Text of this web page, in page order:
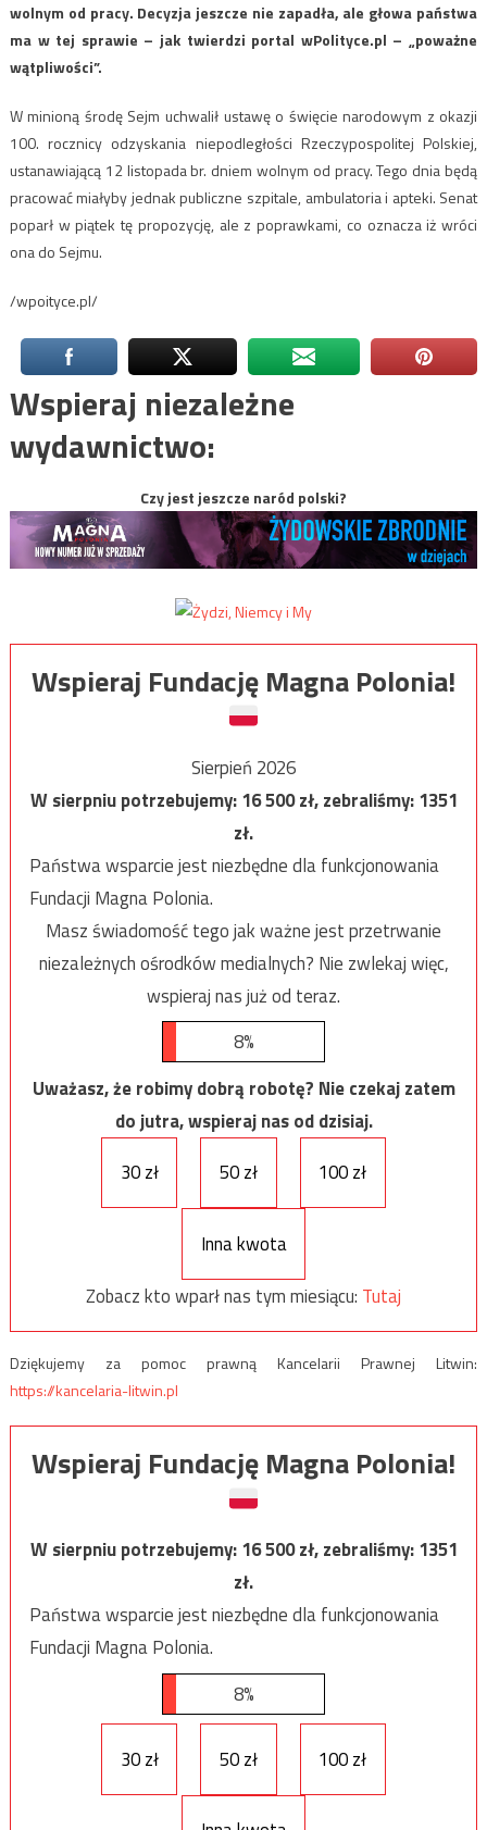
wolnym od pracy. Decyzja jeszcze nie zapadła, ale głowa państwa
ma w tej sprawie – jak twierdzi portal wPolityce.pl – „poważne
wątpliwości”.
W minioną środę Sejm uchwalił ustawę o święcie narodowym z okazji
100. rocznicy odzyskania niepodległości Rzeczypospolitej Polskiej,
ustanawiającą 12 listopada br. dniem wolnym od pracy. Tego dnia będą
pracować miałyby jednak publiczne szpitale, ambulatoria i apteki. Senat
poparł w piątek tę propozycję, ale z poprawkami, co oznacza iż wróci
ona do Sejmu.
/wpoityce.pl/
Wspieraj niezależne
wydawnictwo:
Czy jest jeszcze naród polski?
Wspieraj Fundację Magna Polonia!
Sierpień 2026
W sierpniu potrzebujemy:16 500zł, zebraliśmy:1351
zł.
Państwa wsparcie jest niezbędne dla funkcjonowania
Fundacji Magna Polonia.
Masz świadomość tego jak ważne jest przetrwanie
niezależnych ośrodków medialnych? Nie zwlekaj więc,
wspieraj nas już od teraz.
8%
Uważasz, że robimy dobrą robotę? Nie czekaj zatem
do jutra, wspieraj nas od dzisiaj.
30 zł
50 zł 100 zł
Inna kwota
Zobacz kto wparł nas tym miesiącu: Tutaj
Dziękujemy za pomoc prawną Kancelarii Prawnej Litwin:
https://kancelaria-litwin.pl
Wspieraj Fundację Magna Polonia!
W sierpniu potrzebujemy:16 500zł, zebraliśmy:1351
zł.
Państwa wsparcie jest niezbędne dla funkcjonowania
Fundacji Magna Polonia.
8%
30 zł 50 zł 100 zł